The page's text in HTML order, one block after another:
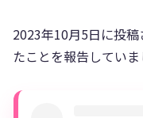
2023年10月5日に投
たことを報告していま